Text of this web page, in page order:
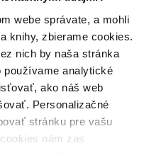
webe správate, a mohli
knihy, zbierame cookies.
nich by naša stránka
používame analytické
ako náš web
Personalizačné
stránku pre vašu
nám zas